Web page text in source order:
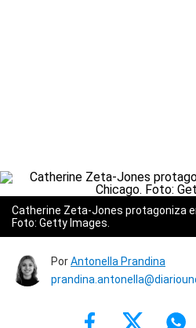
Catherine Zeta-Jones protagoniza
Foto: Getty Images.
PorAntonella Prandina